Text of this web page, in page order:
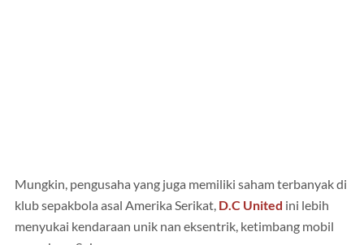
Mungkin, pengusaha yang juga memiliki saham terbanyak di
klub sepakbola asal Amerika Serikat, D.C United ini lebih
menyukai kendaraan unik nan eksentrik, ketimbang mobil